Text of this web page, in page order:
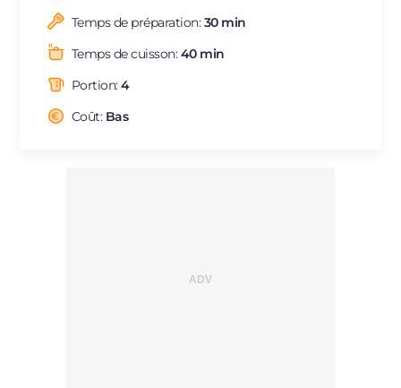
BR
NL
Temps de préparation:30 min
Temps de cuisson:40 min
Portion:4
Coût: Bas